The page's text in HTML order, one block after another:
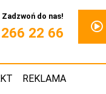
Zadzwoń do nas!
22 66
REKLAMA